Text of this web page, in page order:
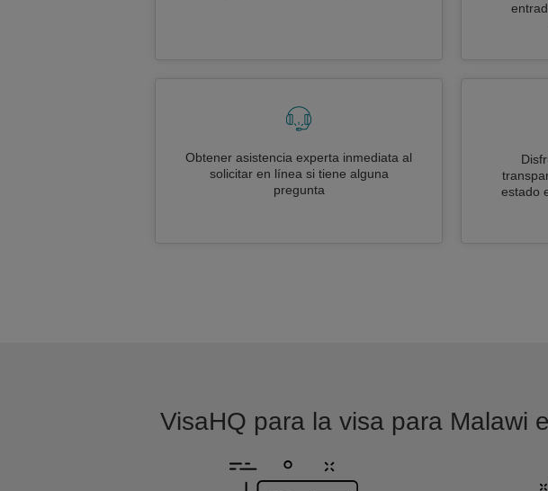
Obtener asistencia experta inmediata al
solicitar en línea si tiene alguna
pregunta
estado
VisaHQ para la visa para Malawi